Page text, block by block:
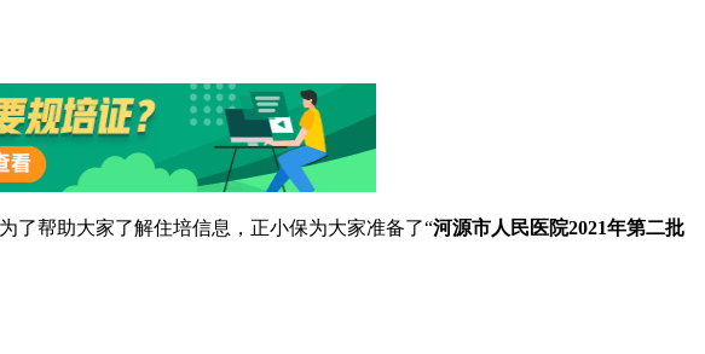
了帮助大家了解住培信息，正小保为大家准备了“河源市人民医院2021年第二批